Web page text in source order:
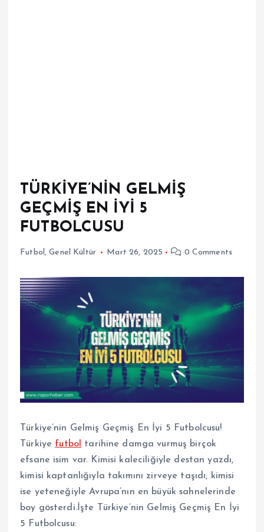
TÜRKİYE’NİN GELMİŞ
GEÇMİŞ EN İYİ 5
FUTBOLCUSU
Futbol ,Genel Kültür Mart 26, 2025 0 Comments
Türkiye’nin Gelmiş Geçmiş En İyi 5 Futbolcusu!
Türkiye futbol tarihine damga vurmuş birçok
efsane isim var. Kimisi kaleciliğiyle destan yazdı,
kimisi kaptanlığıyla takımını zirveye taşıdı, kimisi
ise yeteneğiyle Avrupa’nın en büyük sahnelerinde
boy gösterdi.İşte Türkiye’nin Gelmiş Geçmiş En İyi
5 Futbolcusu: